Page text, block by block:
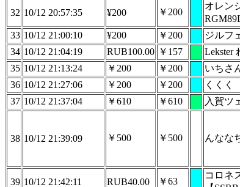
32 10/12 20:57:35 ¥200 ￥200
オレン
33 10/12 21:00:10 ¥200 ￥200 ジルフ
34 10/12 21:04:19 RUB100.00 ￥157 Lekster
35 10/12 21:13:24 ￥200 ￥200 いちさ
36 10/12 21:27:06 ￥200 ￥200 くくく
37 10/12 21:37:04 ￥610 ￥610 入賀ツ
38 10/12 21:39:09 ￥500 ￥500 んなな
39 10/12 21:42:11 RUB40.00 ￥63
コロネ